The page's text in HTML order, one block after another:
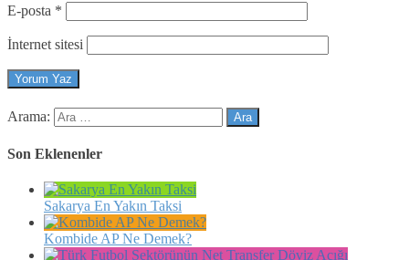
E-posta *
İnternet sitesi
Arama:
Son Eklenenler
Sakarya En Yakın Taksi
Kombide AP Ne Demek?